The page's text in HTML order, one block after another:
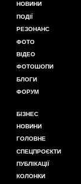
НОВИНИ
ПОДІЇ
РЕЗОНАНС
ФОТО
ВІДЕО
ФОТОШОПИ
БЛОГИ
ФОРУМ
БІЗНЕС
НОВИНИ
ГОЛОВНЕ
СПЕЦПРОЄКТИ
ПУБЛІКАЦІЇ
КОЛОНКИ